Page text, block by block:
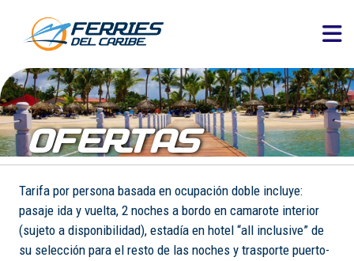
OFERTAS
Tarifa por persona basada en ocupación doble incluye:
pasaje ida y vuelta, 2 noches a bordo en camarote interior
(sujeto a disponibilidad), estadía en hotel “all inclusive” de
su selección para el resto de las noches y trasporte puerto-